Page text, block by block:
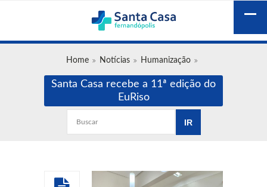
Home Notícias Humanização
Santa Casa recebe a 11ª edição do
EuRiso